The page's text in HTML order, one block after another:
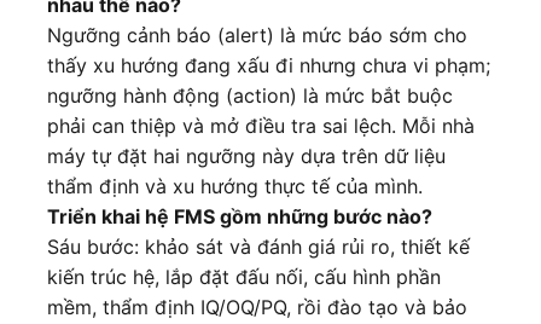
nhau thế nào?
Ngưỡng cảnh báo (alert) là mức báo sớm cho
thấy xu hướng đang xấu đi nhưng chưa vi phạm;
ngưỡng hành động (action) là mức bắt buộc
phải can thiệp và mở điều tra sai lệch. Mỗi nhà
máy tự đặt hai ngưỡng này dựa trên dữ liệu
thẩm định và xu hướng thực tế của mình.
Triển khai hệ FMS gồm những bước nào?
Sáu bước: khảo sát và đánh giá rủi ro, thiết kế
kiến trúc hệ, lắp đặt đấu nối, cấu hình phần
mềm, thẩm định IQ/OQ/PQ, rồi đào tạo và bảo